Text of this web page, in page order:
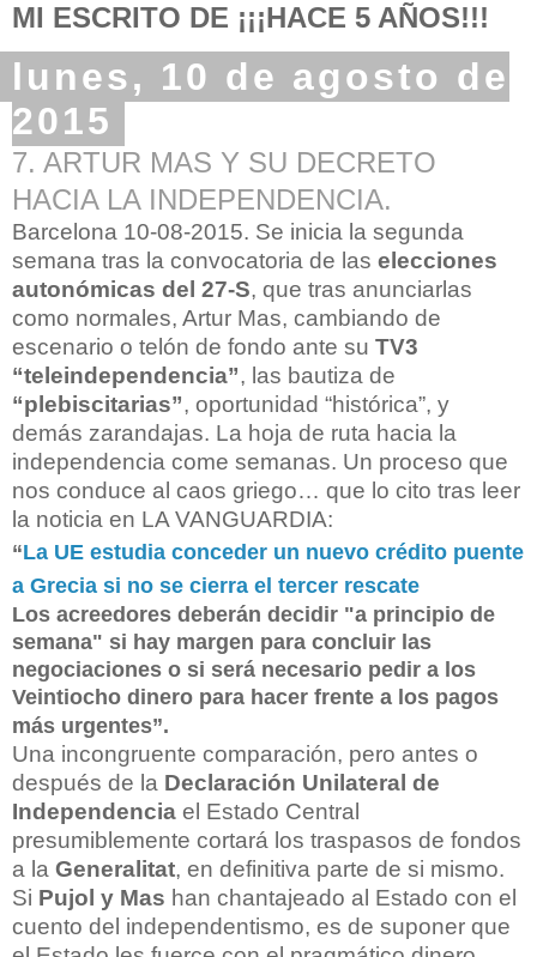
MI ESCRITO DE ¡¡¡HACE 5 AÑOS!!!
lunes, 10 de agosto de
2015
7. ARTUR MAS Y SU DECRETO
HACIA LA INDEPENDENCIA.
Barcelona 10-08-2015. Se inicia la segunda
semana tras la convocatoria de las elecciones
autonómicas del 27-S, que tras anunciarlas
como normales, Artur Mas, cambiando de
escenario o telón de fondo ante su TV3
“teleindependencia”, las bautiza de
“plebiscitarias”, oportunidad “histórica”, y
demás zarandajas. La hoja de ruta hacia la
independencia come semanas. Un proceso que
nos conduce al caos griego… que lo cito tras leer
la noticia en LA VANGUARDIA:
“La UE estudia conceder un nuevo crédito puente
a Grecia si no se cierra el tercer rescate
Los acreedores deberán decidir "a principio de
semana" si hay margen para concluir las
negociaciones o si será necesario pedir a los
Veintiocho dinero para hacer frente a los pagos
más urgentes”.
Una incongruente comparación, pero antes o
después de la Declaración Unilateral de
Independencia el Estado Central
presumiblemente cortará los traspasos de fondos
a la Generalitat, en definitiva parte de si mismo.
Si Pujol y Mas han chantajeado al Estado con el
cuento del independentismo, es de suponer que